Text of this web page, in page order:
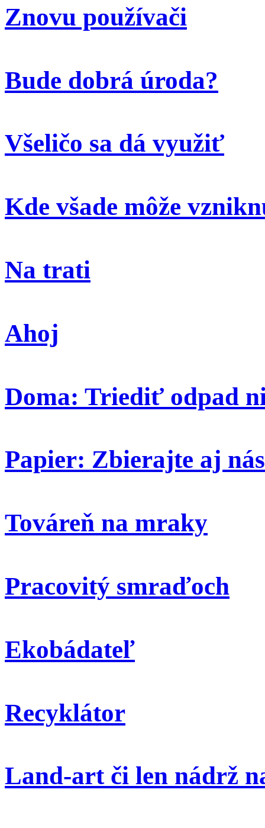
Znovu používači
Bude dobrá úroda?
Všeličo sa dá využiť
Kde všade môže
Na trati
Ahoj
Doma: Triediť odpad
Papier: Zbierajte aj
Továreň na mraky
Pracovitý smraďoch
Ekobádateľ
Recyklátor
Land-art či len nádrž